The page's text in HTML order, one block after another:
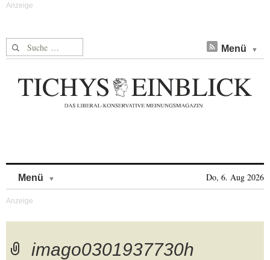
Suche nach: Menü
Menü Do, 6. Aug 2026
imago0301937730h